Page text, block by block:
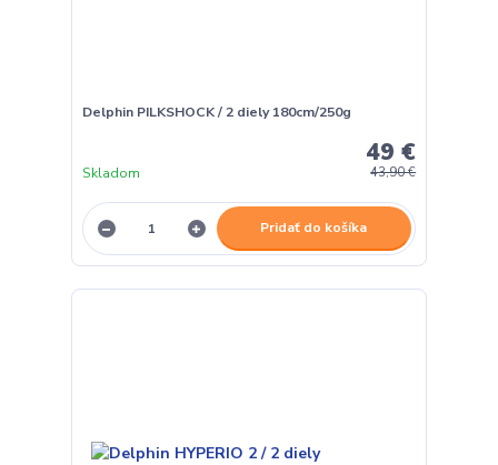
Delphin PILKSHOCK / 2 diely 180cm/250g
43,90 €
49 €
Skladom
Pridať do košíka